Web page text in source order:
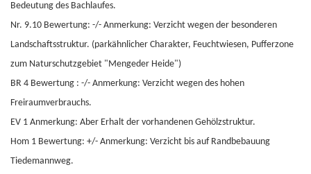
Bedeutung des Bachlaufes.
Nr. 9.10 Bewertung: -/- Anmerkung: Verzicht wegen der besonderen
Landschaftsstruktur. (parkähnlicher Charakter, Feuchtwiesen, Pufferzone
zum Naturschutzgebiet "Mengeder Heide")
BR 4 Bewertung : -/- Anmerkung: Verzicht wegen des hohen
Freiraumverbrauchs.
EV 1 Anmerkung: Aber Erhalt der vorhandenen Gehölzstruktur.
Hom 1 Bewertung: +/- Anmerkung: Verzicht bis auf Randbebauung
Tiedemannweg.